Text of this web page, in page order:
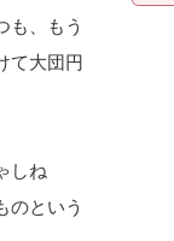
も、もう
て大団円
しね
のという